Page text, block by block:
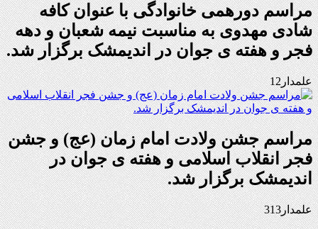
مراسم دورهمی خانوادگی با عنوان کافه
شادی مهدوی به مناسبت نیمه شعبان و دهه
فجر و هفته ی جوان در اندیمشک برگزار شد.
علمدار12
مراسم جشن ولادت امام زمان (عج) و جشن
فجر انقلاب اسلامی و هفته ی جوان در
اندیمشک برگزار شد.
علمدار313